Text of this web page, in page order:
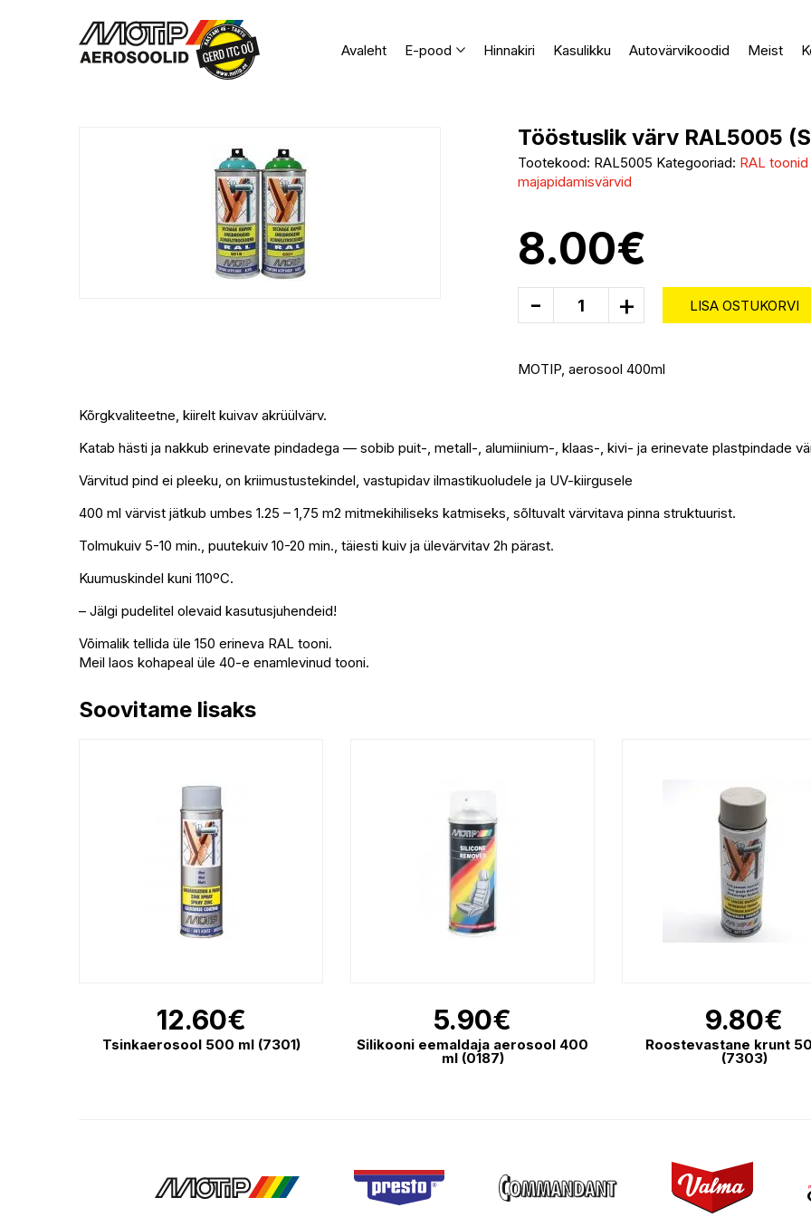
Avaleht E-pood Hinnakiri Kasulikku Autovärvikoodid Meist
Tööstuslik värv RAL5005
Tootekood: RAL5005 Kategooriad: RAL
majapidamisvärvid
8.00€
- + LISA OSTUKORVI
MOTIP, aerosool 400ml
Kõrgkvaliteetne, kiirelt kuivav akrüülvärv.
Katab hästi ja nakkub erinevate pindadega — sobib puit-, metall-, alumiinium-, klaas-, kivi- ja erinevate plastpindade
Värvitud pind ei pleeku, on kriimustustekindel, vastupidav ilmastikuoludele ja UV-kiirgusele
400 ml värvist jätkub umbes 1.25 – 1,75 m2 mitmekihiliseks katmiseks, sõltuvalt värvitava pinna struktuurist.
Tolmukuiv 5-10 min., puutekuiv 10-20 min., täiesti kuiv ja ülevärvitav 2h pärast.
Kuumuskindel kuni 110ºC.
– Jälgi pudelitel olevaid kasutusjuhendeid!
Võimalik tellida üle 150 erineva RAL tooni.
Meil laos kohapeal üle 40-e enamlevinud tooni.
Soovitame lisaks
12.60€
Tsinkaerosool 500 ml (7301)
5.90€
Silikooni eemaldaja aerosool 400
ml (0187)
9.80€
Roostevastane krunt
(7303)